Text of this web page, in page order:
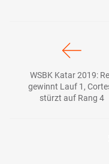
WSBK Katar 2019:
gewinnt Lauf 1,
stürzt auf Rang 4